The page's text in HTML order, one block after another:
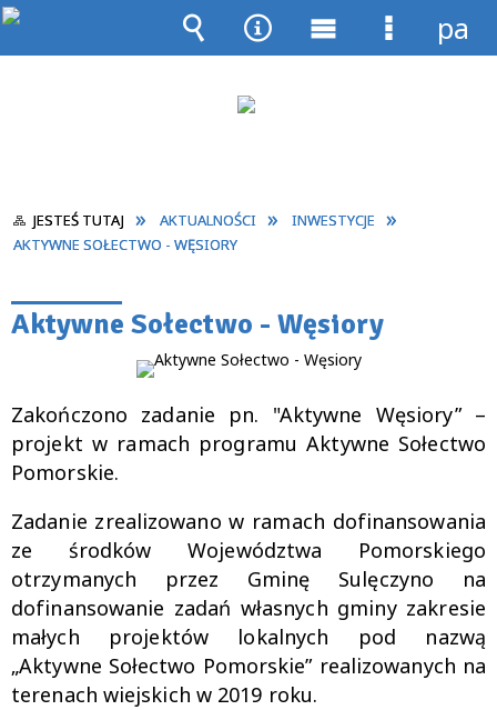
JESTEŚ TUTAJ AKTUALNOŚCI
INWESTYCJE
AKTYWNE SOŁECTWO - WĘSIORY
Aktywne Sołectwo - Węsiory
Zakończono zadanie pn. "Aktywne Węsiory” –
projekt w ramach programu Aktywne Sołectwo
Pomorskie.
Zadanie zrealizowano w ramach dofinansowania
ze środków Województwa Pomorskiego
otrzymanych przez Gminę Sulęczyno na
dofinansowanie zadań własnych gminy zakresie
małych projektów lokalnych pod nazwą
„Aktywne Sołectwo Pomorskie” realizowanych na
terenach wiejskich w 2019 roku.
Wyszukiwarka
Narzędzia
MenuMenu